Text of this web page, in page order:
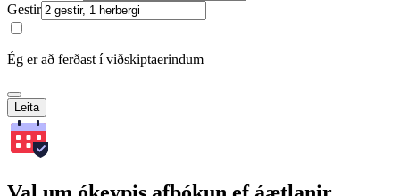
Gestir
Ég er að ferðast í viðskiptaerindum
Leita